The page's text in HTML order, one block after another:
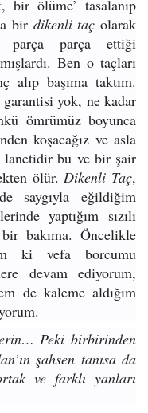
bir ölüme’ tasalanıp
bir dikenli taç olarak
parça parça ettiği
Ben o taçları
alıp başıma taktım.
yok, ne kadar
ömrümüz boyunca
koşacağız ve asla
lanetidir bu ve bir şair
ölür. Dikenli Taç,
saygıyla eğildiğim
yaptığım sızılı
bakıma. Öncelikle
ki vefa borcumu
devam ediyorum,
de kaleme aldığım
Peki birbirinden
şahsen tanısa da
ve farklı yanları